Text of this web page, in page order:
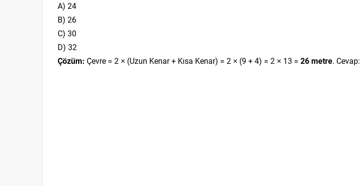
A) 24
B) 26
C) 30
D) 32
Çözüm: Çevre = 2 × (Uzun Kenar + Kısa Kenar) = 2 × (9 + 4) = 2 × 13 = 26 metre. Cevap: